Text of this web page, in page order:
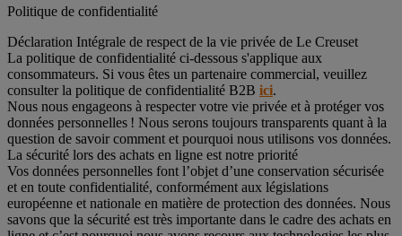
Politique de confidentialité
Déclaration Intégrale de respect de la vie privée de Le Creuset
La politique de confidentialité ci-dessous s'applique aux
consommateurs. Si vous êtes un partenaire commercial, veuillez
consulter la politique de confidentialité B2B ici.
Nous nous engageons à respecter votre vie privée et à protéger vos
données personnelles ! Nous serons toujours transparents quant à la
question de savoir comment et pourquoi nous utilisons vos données.
La sécurité lors des achats en ligne est notre priorité
Vos données personnelles font l’objet d’une conservation sécurisée
et en toute confidentialité, conformément aux législations
européenne et nationale en matière de protection des données. Nous
savons que la sécurité est très importante dans le cadre des achats en